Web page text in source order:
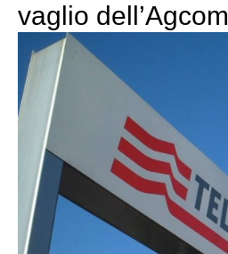
vaglio dell’Agcom